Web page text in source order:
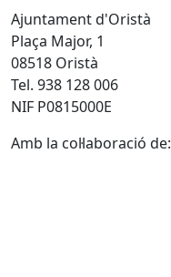
Ajuntament d'Oristà
Plaça Major, 1
08518 Oristà
Tel. 938 128 006
NIF P0815000E
Amb la col·laboració de: